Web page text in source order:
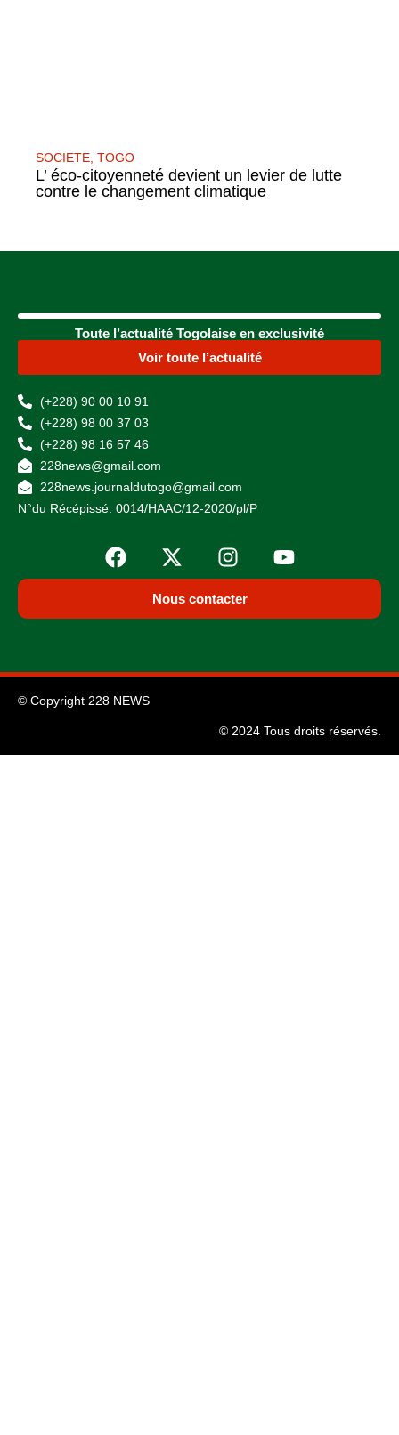
SOCIETE TOGO
L’ éco-citoyenneté devient un levier de lutte
contre le changement climatique
Toute l’actualité Togolaise en exclusivité
Voir toute l’actualité
(+228) 90 00 10 91
(+228) 98 00 37 03
(+228) 98 16 57 46
228news@gmail.com
228news.journaldutogo@gmail.com
N°du Récépissé: 0014/HAAC/12-2020/pl/P
Nous contacter
© Copyright 228 NEWS
© 2024 Tous droits réservés.